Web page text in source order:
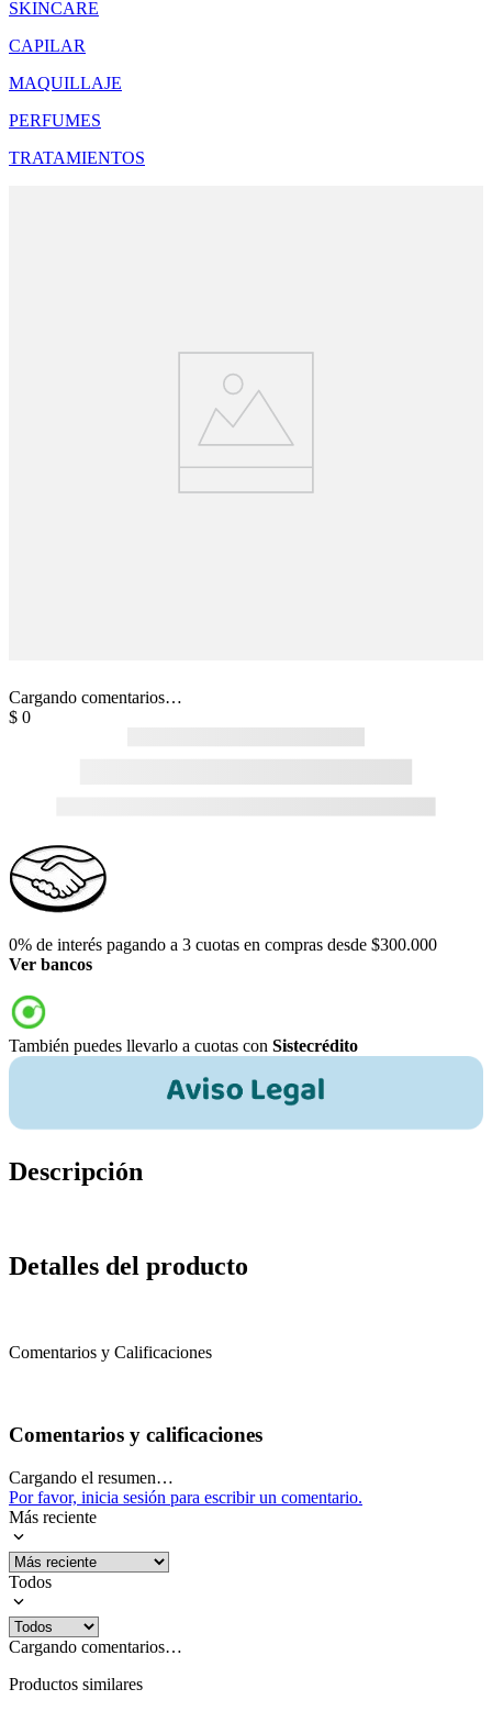
SKINCARE
CAPILAR
MAQUILLAJE
PERFUMES
TRATAMIENTOS
Cargando comentarios…
$ 0
0% de interés pagando a 3 cuotas en compras desde $300.000
Ver bancos
También puedes llevarlo a cuotas con Sistecrédito
Descripción
Detalles del producto
Comentarios y Calificaciones
Comentarios y calificaciones
Cargando el resumen…
Por favor, inicia sesión para escribir un comentario.
Más reciente
Todos
Cargando comentarios…
Productos similares